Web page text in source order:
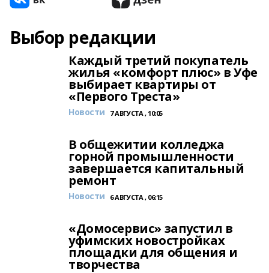
Выбор редакции
Каждый третий покупатель
жилья «комфорт плюс» в Уфе
выбирает квартиры от
«Первого Треста»
Новости 7 АВГУСТА , 10:05
В общежитии колледжа
горной промышленности
завершается капитальный
ремонт
Новости 6 АВГУСТА , 06:15
«Домосервис» запустил в
уфимских новостройках
площадки для общения и
творчества